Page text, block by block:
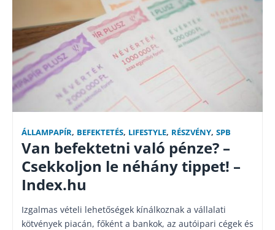
ÁLLAMPAPÍR, BEFEKTETÉS, LIFESTYLE, RÉSZVÉNY, SPB
Van befektetni való pénze? –
Csekkoljon le néhány tippet! –
Index.hu
Izgalmas vételi lehetőségek kínálkoznak a vállalati
kötvények piacán, főként a bankok, az autóipari cégek és